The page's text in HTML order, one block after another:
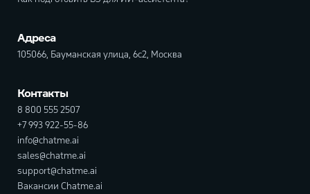
Адреса
105066, Бауманская улица, 6с2, Москва
Контакты
8 800 555 2507
+7 993 922-55-86
info@chatme.ai
sales@chatme.ai
support@chatme.ai
Вакансии Chatme.ai